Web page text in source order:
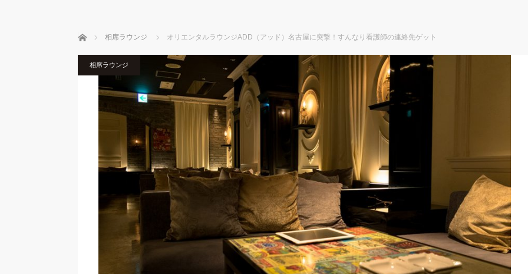
ホーム 相席ラウンジ オリエンタルラウンジADD（アッド）名古屋に突撃！すんなり看護師の連絡先ゲット
相席ラウンジ